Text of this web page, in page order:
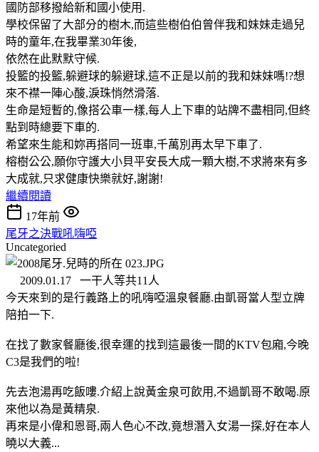
國防部移撥給新和國小使用.
學校保留了大部分的樹木,而這些樹伯伯曾伴我和妹妹走過兒
時的童年,在我畢業30年後,
依然在此默默守候.
投籃的投籃,躲避球的躲避球,這不正是以前的我和妹妹嗎!?想
來不襟一陣心酸,淚珠悄然滑落.
生命是短暫的,像搭公車一樣,每人上下車的站牌不盡相同,但終
點到時總要下車的.
希望來生能和妳再搭同一班車,千萬別再太早下車了.
榕樹公公,願你守護大小貝平安長大成一顆大樹,不求將來有多
大成就,只求健康快樂就好,謝謝!
繼續閱讀
17年前
尾牙之決戰吼嗨啞
Uncategoried
2009.01.17 一干人等共11人
今天來到的是行義路上的吼嗨啞溫泉餐廳.由凱哥當人型立牌
陪拍一下.
在找了數家餐廳後,很幸運的找到這最後一間的KTV包廂,今晚
C3是我們的啦!
先去泡湯再吃飯嘍.介紹上說黃金泉可飲用,不過凱哥不敢喝.原
來他以為是黃精泉.
再來是小偉和恩哥,兩人色心不改,竟想潛入女湯一探,好在本人
曉以大義...